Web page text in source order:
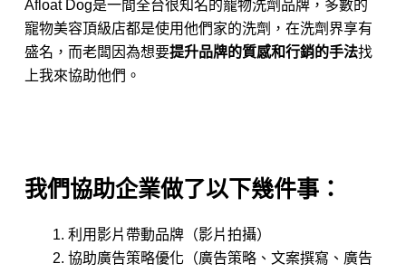
Afloat Dog是一間全台很知名的寵物洗劑品牌，多數的
寵物美容頂級店都是使用他們家的洗劑，在洗劑界享有
盛名，而老闆因為想要提升品牌的質感和行銷的手法找
上我來協助他們。
我們協助企業做了以下幾件事：
利用影片帶動品牌（影片拍攝）
協助廣告策略優化（廣告策略、文案撰寫、廣告